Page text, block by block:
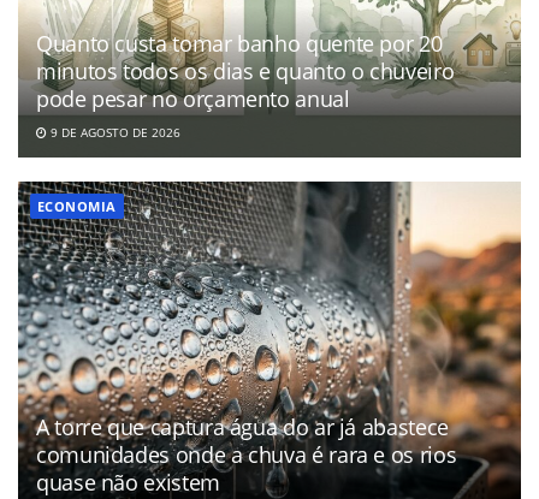
Quanto custa tomar banho quente por 20
minutos todos os dias e quanto o chuveiro
pode pesar no orçamento anual
9 DE AGOSTO DE 2026
ECONOMIA
A torre que captura água do ar já abastece
comunidades onde a chuva é rara e os rios
quase não existem